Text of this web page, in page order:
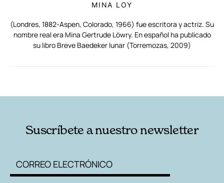
MINA LOY
(Londres, 1882-Aspen, Colorado, 1966) fue escritora y actriz. Su
nombre real era Mina Gertrude Löwry. En español ha publicado
su libro Breve Baedeker lunar (Torremozas, 2009)
Suscríbete a nuestro newsletter